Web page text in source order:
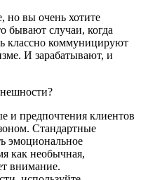
но вы очень хотите
бывают случаи, когда
классно коммуницируют
И зарабатывают, и
и предпочтения клиентов
Стандартные
эмоциональное
как необычная,
внимание.